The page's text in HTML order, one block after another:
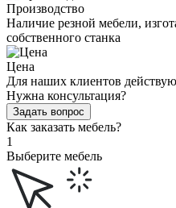
Производство
Наличие резной мебели,
собственного станка
Цена
Для наших клиентов
Нужна консультация?
Задать вопрос
Как заказать мебель?
1
Выберите мебель